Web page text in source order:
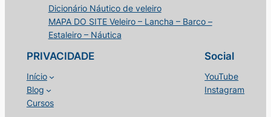
Dicionário Náutico de veleiro
MAPA DO SITE Veleiro – Lancha – Barco –
Estaleiro – Náutica
PRIVACIDADE
Início
Blog
Cursos
Social
YouTube
Instagram